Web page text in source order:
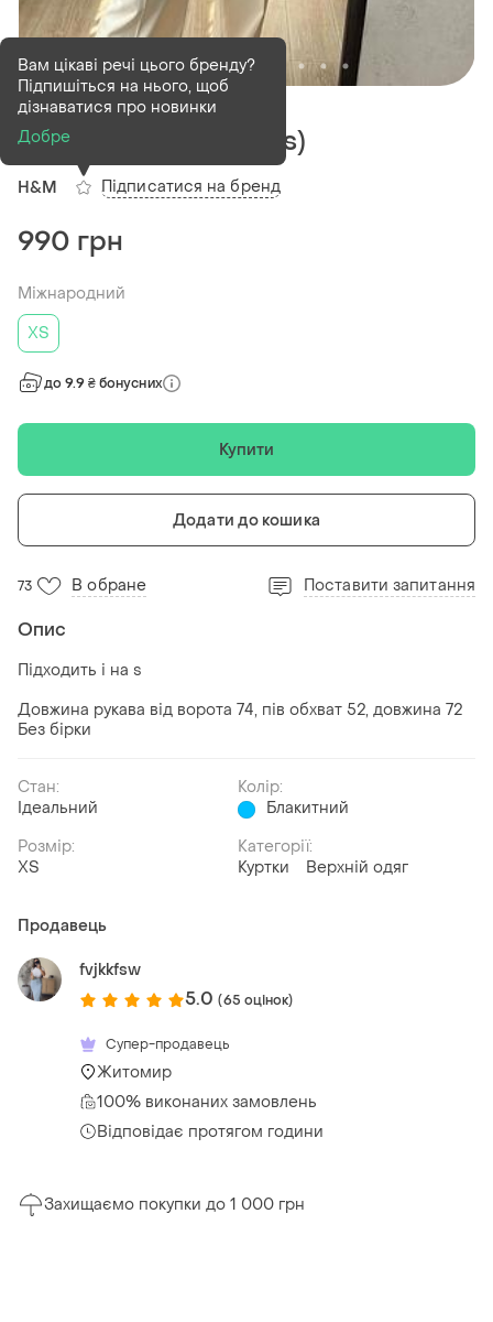
В наявності1 шт
Hm куртка жіноча (xs)
H&M
Вам цікаві речі цього бренду?
Підпишіться на нього, щоб
дізнаватися про новинки
Добре
Підписатися на бренд
990 грн
Міжнародний
ХS
до 9.9 ₴ бонусних
Купити
Додати до кошика
73 В обране Поставити запитання
Опис
Підходить і на s
Довжина рукава від ворота 74, пів обхват 52, довжина 72
Без бірки
Стан:
Ідеальний
Колір:
Блакитний
Розмір:
ХS
Категорії:
Куртки
Верхній одяг
Продавець
fvjkkfsw
5.0 (65 оцінок)
Супер-продавець
Житомир
100% виконаних замовлень
Відповідає протягом години
Захищаємо покупки до 1 000 грн